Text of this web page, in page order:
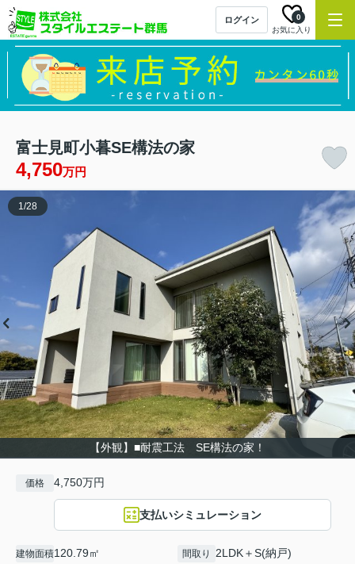
ログイン
お気に入り
0
富士見町小暮SE構法の家
4,750万円
【外観】■耐震工法 SE構法の家！
1 /28
価格 4,750万円
支払いシミュレーション
建物面積120.79㎡ 間取り 2LDK＋S(納戸)